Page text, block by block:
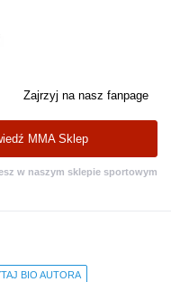
Zajrzyj na nasz fanpage
MMA Sklep
w naszym sklepie sportowym
BIO AUTORA